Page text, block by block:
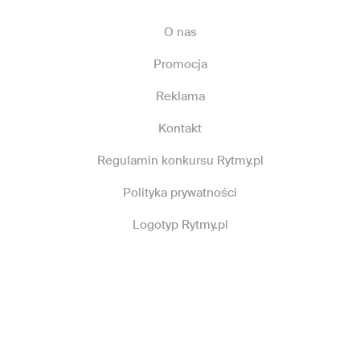
O nas
Promocja
Reklama
Kontakt
Regulamin konkursu Rytmy.pl
Polityka prywatności
Logotyp Rytmy.pl